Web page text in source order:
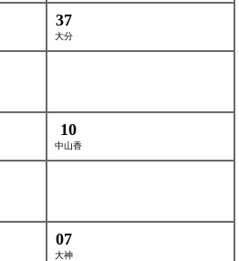
37
大分
10
中山香
07
大神